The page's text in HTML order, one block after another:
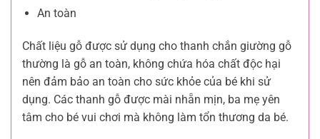
An toàn
Chất liệu gỗ được sử dụng cho thanh chắn giường gỗ
thường là gỗ an toàn, không chứa hóa chất độc hại
nên đảm bảo an toàn cho sức khỏe của bé khi sử
dụng. Các thanh gỗ được mài nhẵn mịn, ba mẹ yên
tâm cho bé vui chơi mà không làm tổn thương da bé.